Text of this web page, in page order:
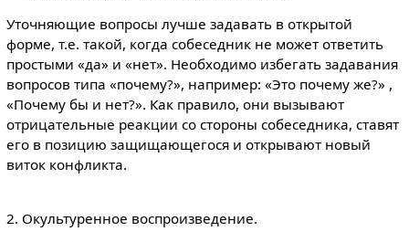
Уточняющие вопросы лучше задавать в открытой
форме, т.е. такой, когда собеседник не может ответить
простыми «да» и «нет». Необходимо избегать задавания
вопросов типа «почему?», например: «Это почему же?» ,
«Почему бы и нет?». Как правило, они вызывают
отрицательные реакции со стороны собеседника, ставят
его в позицию защищающегося и открывают новый
виток конфликта.
2. Окультуренное воспроизведение.